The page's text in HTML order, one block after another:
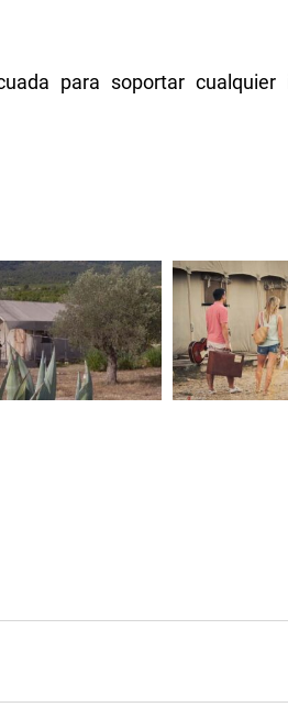
para soportar cualquier